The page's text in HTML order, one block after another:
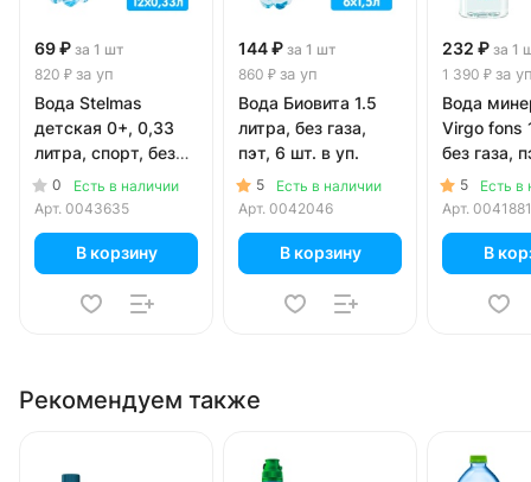
69 ₽ за 1 шт
820 ₽ за уп
Вода Stelmas
детская 0+, 0,33
литра, спорт, без
газа, 12 шт. в уп.
0
Есть в наличии
Арт. 0043635
В корзину
144 ₽ за 1 шт
860 ₽ за уп
Вода Биовита 1.5
литра, без газа,
пэт, 6 шт. в уп.
5
Есть в наличии
Арт. 0042046
В корзину
232 ₽ за 1
1 390 ₽ за
Вода
Virgo fons
без газа,
в уп.
5
Есть в
Арт. 0041881
В
Рекомендуем также